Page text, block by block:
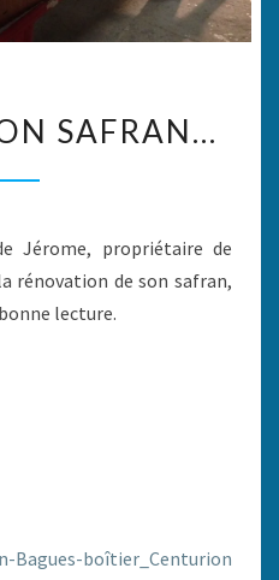
SON
SAFRAN…
Jérome, propriétaire de
rénovation de son safran,
lecture.
boîtier_Centurion